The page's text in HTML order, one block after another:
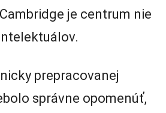
je centrum nie
prepracovanej
správne opomenúť,